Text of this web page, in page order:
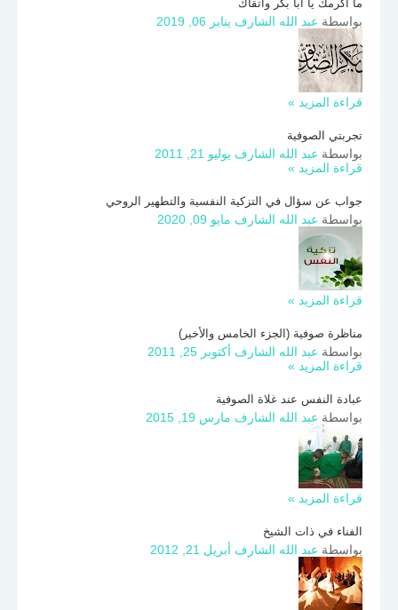
ما أكرمك يا أبا بكر وأتقاك
بواسطة عبد الله الشارف يناير 06, 2019
قراءة المزيد »
تجربتي الصوفية
بواسطة عبد الله الشارف يوليو 21, 2011
قراءة المزيد »
جواب عن سؤال في التزكية النفسية والتطهير الروحي
بواسطة عبد الله الشارف مايو 09, 2020
قراءة المزيد »
مناظرة صوفية (الجزء الخامس والأخير)
بواسطة عبد الله الشارف أكتوبر 25, 2011
قراءة المزيد »
عبادة النفس عند غلاة الصوفية
بواسطة عبد الله الشارف مارس 19, 2015
قراءة المزيد »
الفناء في ذات الشيخ
بواسطة عبد الله الشارف أبريل 21, 2012